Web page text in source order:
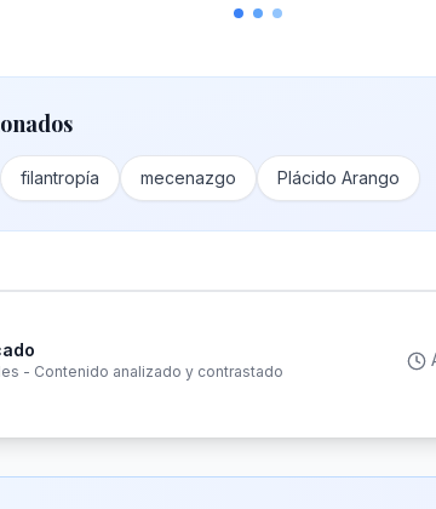
filantropía mecenazgo Plácido Arango
- Contenido analizado y contrastado